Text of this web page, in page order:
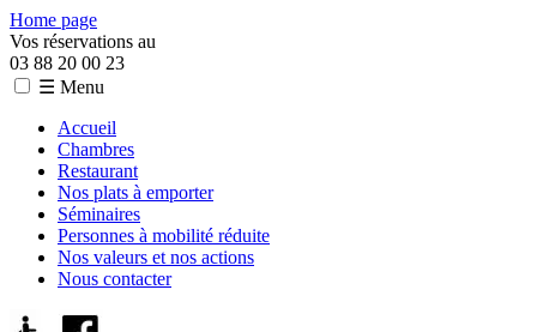
Home page
Vos réservations au
03 88 20 00 23
☰ Menu
Accueil
Chambres
Restaurant
Nos plats à emporter
Séminaires
Personnes à mobilité réduite
Nos valeurs et nos actions
Nous contacter